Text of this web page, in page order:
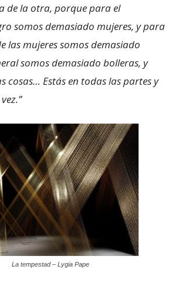
de la otra, porque para el
somos demasiado mujeres, y para
las mujeres somos demasiado
somos demasiado bolleras, y
cosas… Estás en todas las partes y
La tempestad – Lygia Pape